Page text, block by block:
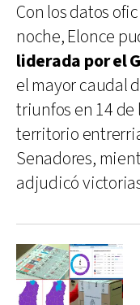
Con los datos
noche, Elonce
liderada por el
el mayor caudal
triunfos en 14
territorio
Senadores,
adjudicó